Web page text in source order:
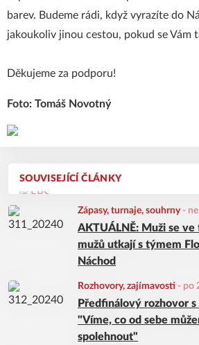
barev. Budeme rádi, když vyrazíte do
jakoukoliv jinou cestou, pokud se Vám
Děkujeme za podporu!
Foto: Tomáš Novotný
SOUVISEJÍCÍ ČLÁNKY
Zápasy, turnaje, souhrny -
AKTUÁLNĚ: Muži se
mužů utkají s týmem
Náchod
Rozhovory, zajímavosti - po
Předfinálový rozhovor
"Víme, co od sebe
spolehnout"